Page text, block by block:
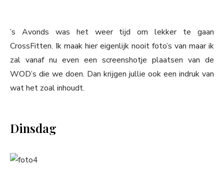
’s Avonds was het weer tijd om lekker te gaan
CrossFitten. Ik maak hier eigenlijk nooit foto’s van maar ik
zal vanaf nu even een screenshotje plaatsen van de
WOD’s die we doen. Dan krijgen jullie ook een indruk van
wat het zoal inhoudt.
Dinsdag